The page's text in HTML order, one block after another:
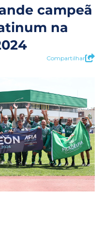
campeã
na
Compartilhar